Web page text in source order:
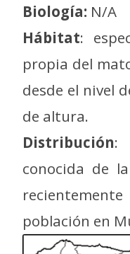
Biología: N/A
Hábitat:
propia del
desde el nivel
de altura.
Distribución:
conocida de
población en